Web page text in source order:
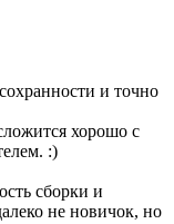
и точно
хорошо с
:)
сборки и
не новичок, но